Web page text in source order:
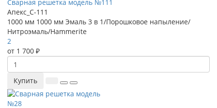
Сварная решетка модель №111
Апекс_С-111
1000 мм 1000 мм Эмаль 3 в 1/Порошковое напыление/
Нитроэмаль/Hammerite
2
от 1 700 ₽
Купить